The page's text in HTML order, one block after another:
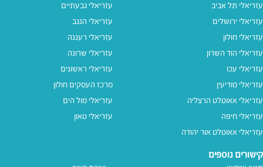
עזריאלי תל אביב
עזריאלי ירושלים
עזריאלי חולון
עזריאלי הוד השרון
עזריאלי עכו
עזריאלי מודיעין
עזריאלי אאוטלט הרצליה
עזריאלי חיפה
עזריאלי אאוטלט אור יהודה
עזריאלי גבעתיים
עזריאלי הנגב
עזריאלי רעננה
עזריאלי שרונה
עזריאלי ראשונים
מרכז העסקים חולון
עזריאלי מול הים
עזריאלי טאון
קישורים נוספים